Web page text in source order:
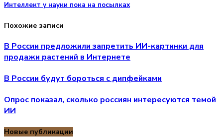
Интеллект у науки пока на посылках
Похожие записи
В России предложили запретить ИИ-картинки для
продажи растений в Интернете
В России будут бороться с дипфейками
Опрос показал, сколько россиян интересуются темой
ИИ
Новые публикации